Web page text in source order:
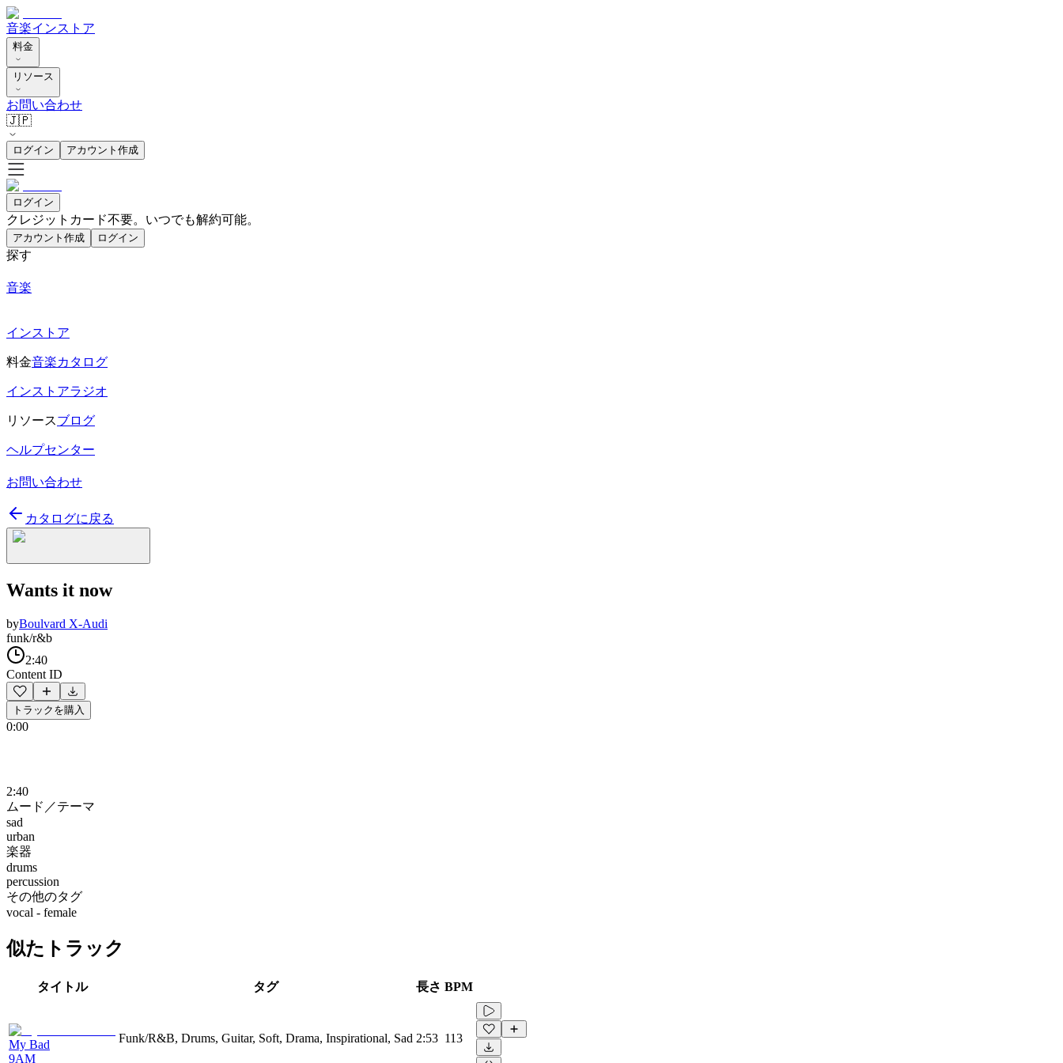
音楽インストア
料金
リソース
お問い合わせ
🇯🇵
ログイン アカウント作成
ログイン
クレジットカード不要。いつでも解約可能。
アカウント作成 ログイン
探す
音楽
インストア
料金音楽カタログ
インストアラジオ
リソースブログ
ヘルプセンター
お問い合わせ
カタログに戻る
Wants it now
byBoulvard X-Audi
funk/r&b
2:40
Content ID
トラックを購入
0:00
2:40
ムード／テーマ
sad
urban
楽器
drums
percussion
その他のタグ
vocal - female
似たトラック
タイトル タグ 長さ BPM
My Bad
9AM
Funk/R&B, Drums, Guitar, Soft, Drama, Inspirational, Sad 2:53 113